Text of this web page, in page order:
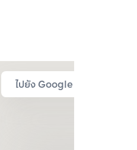
ไปยัง Google Map